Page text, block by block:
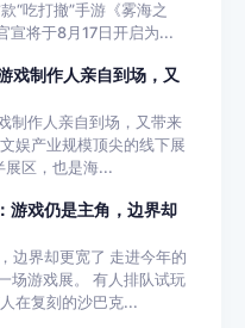
“吃打撤”手游《雾海之
宣将于8月17日开启为...
戏制作人亲自到场，又
制作人亲自到场，又带来
娱产业规模顶尖的线下展
展区，也是海...
戏仍是主角，边界却
边界却更宽了 走进今年的
场游戏展。 有人排队试玩
在复刻的沙巴克...